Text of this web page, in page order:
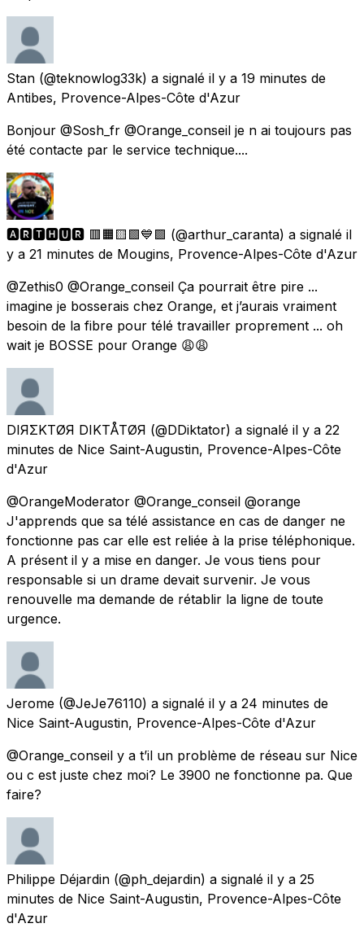
Stan (@teknowlog33k) a signalé il y a 19 minutes de
Antibes, Provence-Alpes-Côte d'Azur
Bonjour @Sosh_fr @Orange_conseil je n ai toujours pas
été contacte par le service technique....
🅰🆁🆃🅷🆄🆁​​​​​ 🟥🟧🟨🟩💙🟪 (@arthur_caranta) a signalé il
y a 21 minutes de Mougins, Provence-Alpes-Côte d'Azur
@Zethis0 @Orange_conseil Ça pourrait être pire ...
imagine je bosserais chez Orange, et j’aurais vraiment
besoin de la fibre pour télé travailler proprement ... oh
wait je BOSSE pour Orange 😩😩
DIЯΣKTØЯ DIKTÅTØЯ (@DDiktator) a signalé il y a 22
minutes de Nice Saint-Augustin, Provence-Alpes-Côte
d'Azur
@OrangeModerator @Orange_conseil @orange
J'apprends que sa télé assistance en cas de danger ne
fonctionne pas car elle est reliée à la prise téléphonique.
A présent il y a mise en danger. Je vous tiens pour
responsable si un drame devait survenir. Je vous
renouvelle ma demande de rétablir la ligne de toute
urgence.
Jerome (@JeJe76110) a signalé il y a 24 minutes de
Nice Saint-Augustin, Provence-Alpes-Côte d'Azur
@Orange_conseil y a t’il un problème de réseau sur Nice
ou c est juste chez moi? Le 3900 ne fonctionne pa. Que
faire?
Philippe Déjardin (@ph_dejardin) a signalé il y a 25
minutes de Nice Saint-Augustin, Provence-Alpes-Côte
d'Azur